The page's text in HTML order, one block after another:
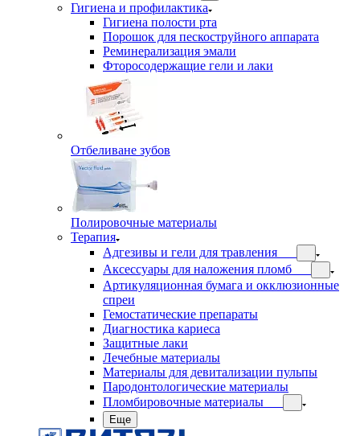
Гигиена и профилактика
Гигиена полости рта
Порошок для пескоструйного аппарата
Реминерализация эмали
Фторосодержащие гели и лаки
Отбеливане зубов
Полировочные материалы
Терапия
Адгезивы и гели для травления
Аксессуары для наложения пломб
Артикуляционная бумага и окклюзионные
спреи
Гемостатические препараты
Диагностика кариеса
Защитные лаки
Лечебные материалы
Материалы для девитализации пульпы
Пародонтологические материалы
Пломбировочные материалы
Еще